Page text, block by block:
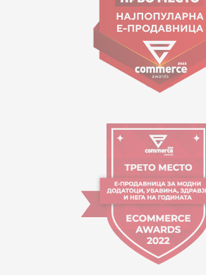
Работно време:
09:00 до 17:00